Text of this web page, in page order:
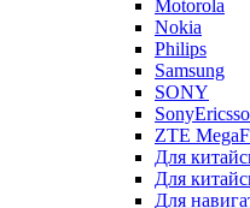
Motorola
Nokia
Philips
Samsung
SONY
ZTE
Для
Для
Для